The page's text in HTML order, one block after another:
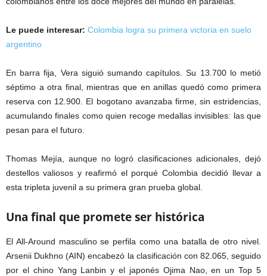
Le puede interesar: Colombia logra su primera victoria en suelo
argentino
En barra fija, Vera siguió sumando capítulos. Su 13.700 lo metió
séptimo a otra final, mientras que en anillas quedó como primera
reserva con 12.900. El bogotano avanzaba firme, sin estridencias,
acumulando finales como quien recoge medallas invisibles: las que
pesan para el futuro.
Thomas Mejía, aunque no logró clasificaciones adicionales, dejó
destellos valiosos y reafirmó el porqué Colombia decidió llevar a
esta tripleta juvenil a su primera gran prueba global.
Una final que promete ser histórica
El All-Around masculino se perfila como una batalla de otro nivel.
Arsenii Dukhno (AIN) encabezó la clasificación con 82.065, seguido
por el chino Yang Lanbin y el japonés Ojima Nao, en un Top 5